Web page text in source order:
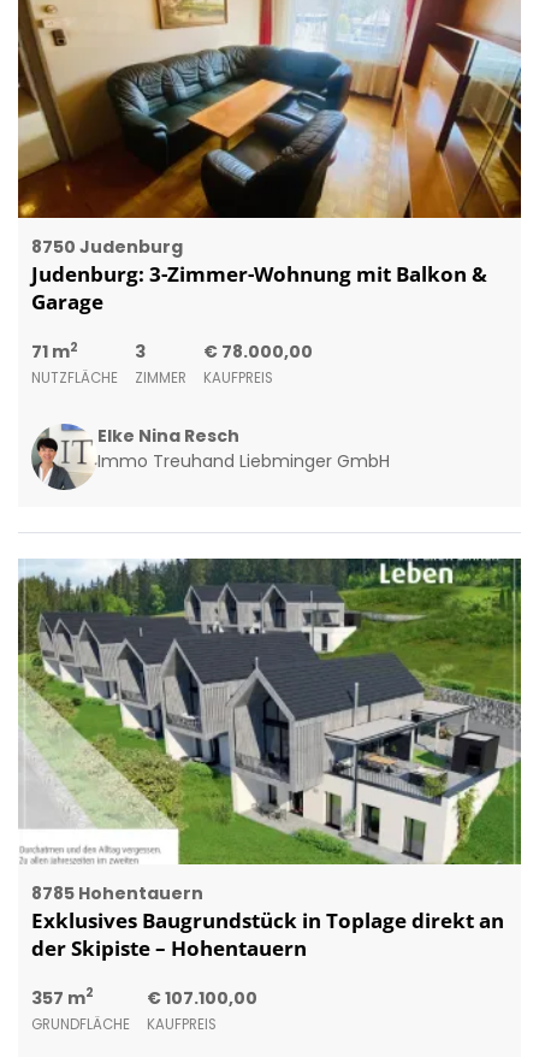
8750 Judenburg
Judenburg: 3-Zimmer-Wohnung mit Balkon &
Garage
71 m2
NUTZFLÄCHE
3
ZIMMER
€ 78.000,00
KAUFPREIS
Elke Nina Resch
Immo Treuhand Liebminger GmbH
8785 Hohentauern
Exklusives Baugrundstück in Toplage direkt an
der Skipiste – Hohentauern
357 m2
GRUNDFLÄCHE
€ 107.100,00
KAUFPREIS